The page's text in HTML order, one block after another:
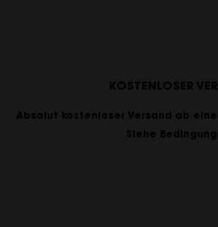
KOSTENLOSER
Absolut kostenloser Versand ab
Siehe